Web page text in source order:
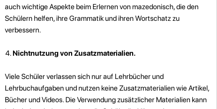
auch wichtige Aspekte beim Erlernen von mazedonisch, die den
Schülern helfen, ihre Grammatik und ihren Wortschatz zu
verbessern.
Nichtnutzung von Zusatzmaterialien.
Viele Schüler verlassen sich nur auf Lehrbücher und
Lehrbuchaufgaben und nutzen keine Zusatzmaterialien wie Artikel,
Bücher und Videos. Die Verwendung zusätzlicher Materialien kann